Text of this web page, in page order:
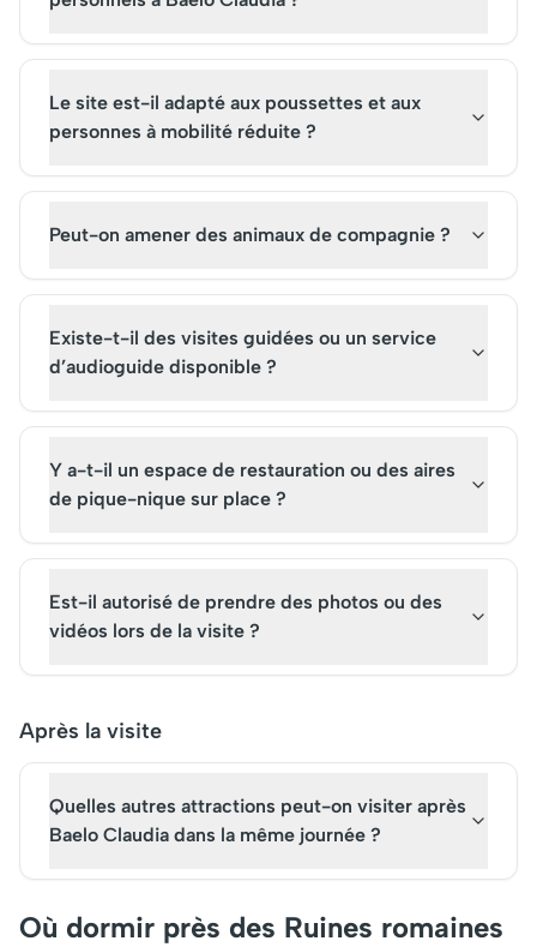
Le site est-il adapté aux poussettes et aux
personnes à mobilité réduite ?
Peut-on amener des animaux de compagnie ?
Existe-t-il des visites guidées ou un service
d’audioguide disponible ?
Y a-t-il un espace de restauration ou des aires
de pique-nique sur place ?
Est-il autorisé de prendre des photos ou des
vidéos lors de la visite ?
Après la visite
Quelles autres attractions peut-on visiter après
Baelo Claudia dans la même journée ?
Où dormir près des Ruines romaines